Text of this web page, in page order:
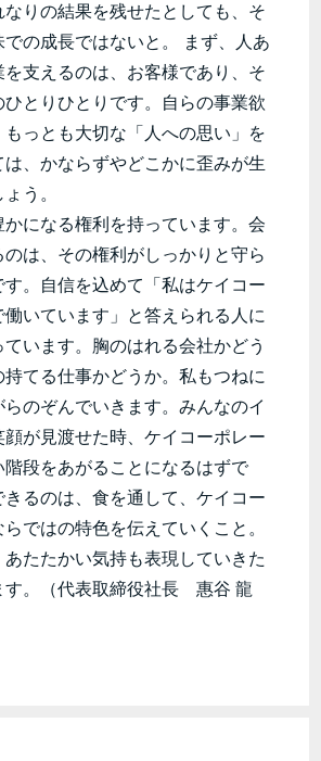
なりの結果を残せたとしても、そ
の成長ではないと。 まず、人あ
を支えるのは、お客様であり、そ
ひとりひとりです。自らの事業欲
っとも大切な「人への思い」を
、かならずやどこかに歪みが生
う。
かになる権利を持っています。会
は、その権利がしっかりと守ら
。自信を込めて「私はケイコー
いています」と答えられる人に
います。胸のはれる会社かどう
てる仕事かどうか。私もつねに
のぞんでいきます。みんなのイ
が見渡せた時、ケイコーポレー
階段をあがることになるはずで
るのは、食を通して、ケイコー
ではの特色を伝えていくこと。
たたかい気持も表現していきた
す。（代表取締役社長 惠谷 龍